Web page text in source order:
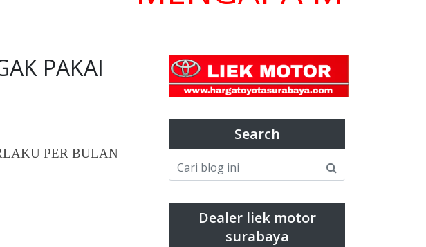
PAKAI
PER BULAN
Search
Dealer liek motor
surabaya